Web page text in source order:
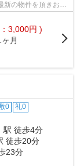
新の物件を頂きお客
3,000円 )
ヶ月
0 礼0
駅 徒歩4分
徒歩20分
23分